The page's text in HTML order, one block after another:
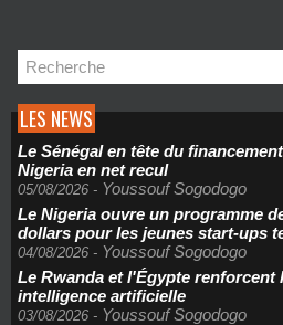
LES NEWS
Le Sénégal en tête du
Nigeria en net recul
05/08/2026 - Youssouf Sogodogo
Le Nigeria ouvre un programme
dollars pour les jeunes start-ups
04/08/2026 - Youssouf Sogodogo
Le Rwanda et l'Égypte renforcent
intelligence artificielle
03/08/2026 - Youssouf Sogodogo